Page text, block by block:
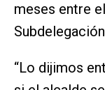
meses entre
“Lo dijimos